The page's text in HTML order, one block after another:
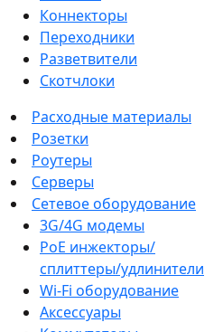
Коннекторы
Переходники
Разветвители
Скотчлоки
Расходные материалы
Розетки
Роутеры
Серверы
Сетевое оборудование
3G/4G модемы
PoE инжекторы/
сплиттеры/удлинители
Wi-Fi оборудование
Аксессуары